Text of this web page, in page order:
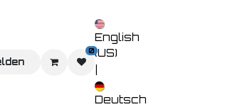
Shop Veranstaltungen
0
English
(US)
Deutsch